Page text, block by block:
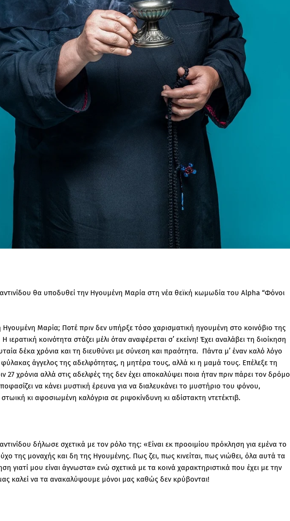
θα υποδυθεί την Ηγουμένη Μαρία στη νέα θεϊκή κωμωδία του Alpha “Φόνοι
Ηγουμένη Μαρία; Ποτέ πριν δεν υπήρξε τόσο χαρισματική ηγουμένη στο κοινόβιο της
κοινότητα στάζει μέλι όταν αναφέρεται σ’ εκείνη! Έχει αναλάβει τη διοίκηση
δέκα χρόνια και τη διευθύνει με σύνεση και πραότητα. Πάντα μ’ έναν καλό λόγο
φύλακας άγγελος της αδελφότητας, η μητέρα τους, αλλά κι η μαμά τους. Επέλεξε τη
27 χρόνια αλλά στις αδελφές της δεν έχει αποκαλύψει ποια ήταν πριν πάρει τον δρόμο
να κάνει μυστική έρευνα για να διαλευκάνει το μυστήριο του φόνου,
κι αφοσιωμένη καλόγρια σε ριψοκίνδυνη κι αδίστακτη ντετέκτιβ.
δήλωσε σχετικά με τον ρόλο της: «Είναι εκ προοιμίου πρόκληση για εμένα το
της μοναχής και δη της Ηγουμένης. Πως ζει, πως κινείται, πως νιώθει, όλα αυτά τα
γιατί μου είναι άγνωστα» ενώ σχετικά με τα κοινά χαρακτηριστικά που έχει με την
καλεί να τα ανακαλύψουμε μόνοι μας καθώς δεν κρύβονται!